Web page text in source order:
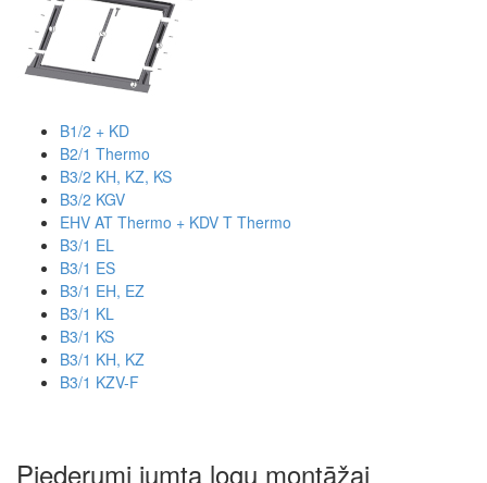
B1/2 + KD
B2/1 Thermo
B3/2 KH, KZ, KS
B3/2 KGV
EHV AT Thermo + KDV T Thermo
B3/1 EL
B3/1 ES
B3/1 EH, EZ
B3/1 KL
B3/1 KS
B3/1 KH, KZ
B3/1 KZV-F
Piederumi jumta logu montāžai